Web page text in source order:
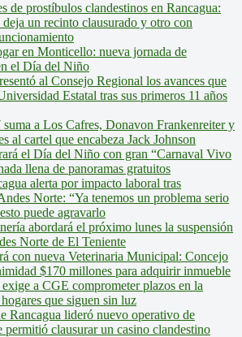
de prostíbulos clandestinos en Rancagua:
un recinto clausurado y otro con
en Monticello: nueva jornada de
el Día del Niño
al Consejo Regional los avances que
Estatal tras sus primeros 11 años
a Los Cafres, Donavon Frankenreiter y
al cartel que encabeza Jack Johnson
el Día del Niño con gran “Carnaval Vivo
llena de panoramas gratuitos
alerta por impacto laboral tras
Norte: “Ya tenemos un problema serio
puede agravarlo
abordará el próximo lunes la suspensión
Norte de El Teniente
con nueva Veterinaria Municipal: Concejo
$170 millones para adquirir inmueble
a CGE comprometer plazos en la
que siguen sin luz
Rancagua lideró nuevo operativo de
permitió clausurar un casino clandestino